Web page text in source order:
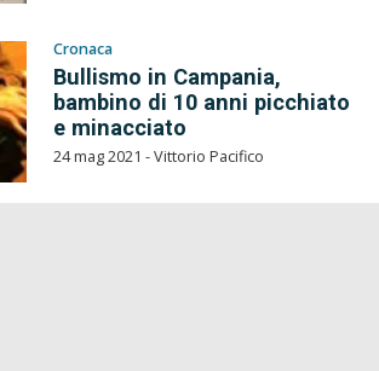
Cronaca
Bullismo in Campania,
bambino di 10 anni picchiato
e minacciato
24 mag 2021 - Vittorio Pacifico